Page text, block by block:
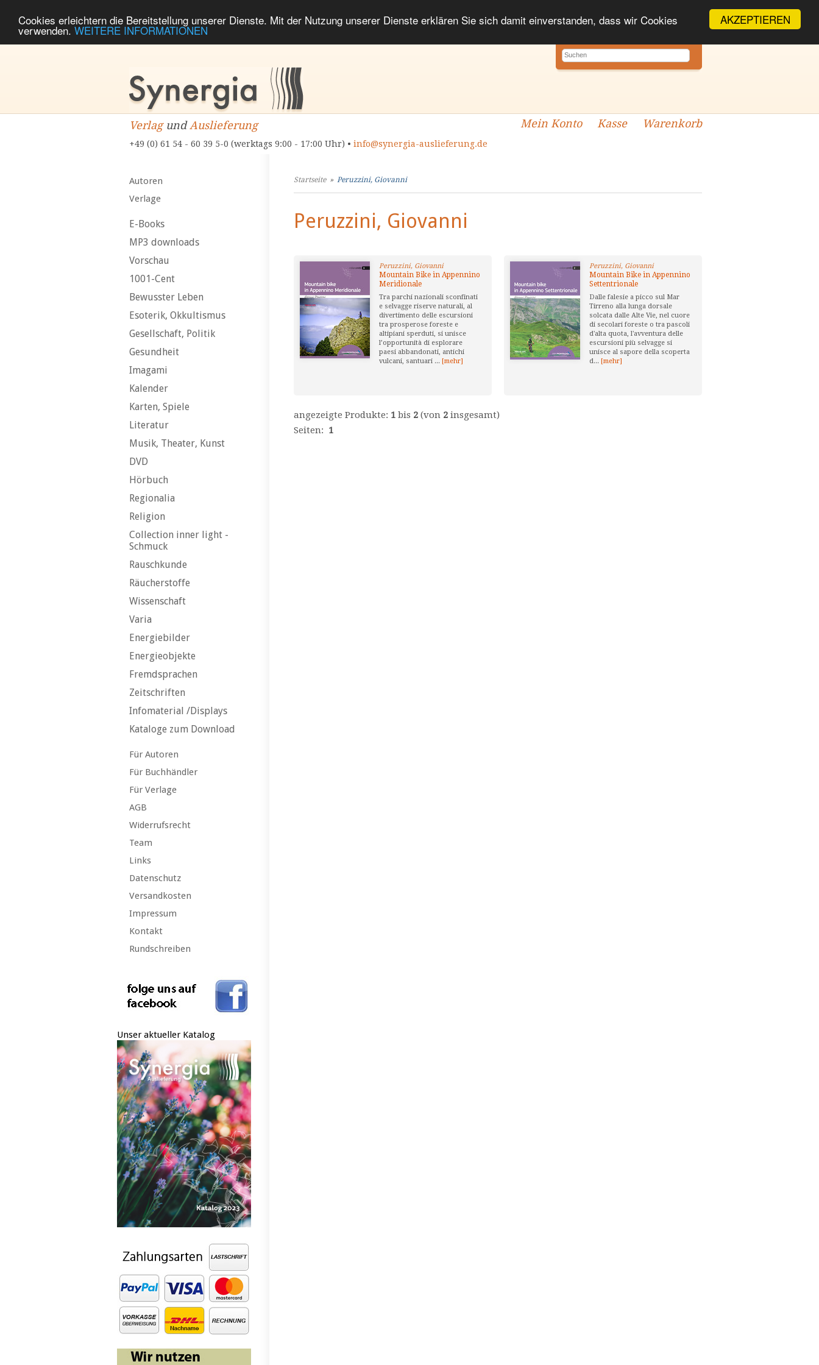
AKZEPTIEREN
Cookies erleichtern die Bereitstellung unserer Dienste. Mit der Nutzung unserer Dienste erklären Sie sich damit einverstanden, dass wir Cookies
verwenden. WEITERE INFORMATIONEN
VerlagundAuslieferung
+49 (0) 61 54 - 60 39 5-0 (werktags 9:00 - 17:00 Uhr) • info@synergia-auslieferung.de
Mein Konto Kasse Warenkorb
Autoren
Verlage
E-Books
MP3 downloads
Vorschau
1001-Cent
Bewusster Leben
Esoterik, Okkultismus
Gesellschaft, Politik
Gesundheit
Imagami
Kalender
Karten, Spiele
Literatur
Musik, Theater, Kunst
DVD
Hörbuch
Regionalia
Religion
Collection inner light -
Schmuck
Rauschkunde
Räucherstoffe
Wissenschaft
Varia
Energiebilder
Energieobjekte
Fremdsprachen
Zeitschriften
Infomaterial /Displays
Kataloge zum Download
Für Autoren
Für Buchhändler
Für Verlage
AGB
Widerrufsrecht
Team
Links
Datenschutz
Versandkosten
Impressum
Kontakt
Rundschreiben
Unser aktueller Katalog
Startseite» Peruzzini, Giovanni
Peruzzini, Giovanni
Peruzzini, Giovanni
Mountain Bike in Appennino
Meridionale
Tra parchi nazionali sconfinati
e selvagge riserve naturali, al
divertimento delle escursioni
tra prosperose foreste e
altipiani sperduti, si unisce
l’opportunità di esplorare
paesi abbandonati, antichi
vulcani, santuari ... [mehr]
Peruzzini, Giovanni
Mountain Bike in Appennino
Settentrionale
Dalle falesie a picco sul Mar
Tirreno alla lunga dorsale
solcata dalle Alte Vie, nel cuore
di secolari foreste o tra pascoli
d'alta quota, l'avventura delle
escursioni più selvagge si
unisce al sapore della scoperta
d... [mehr]
angezeigte Produkte: 1 bis 2 (von 2 insgesamt)
Seiten: 1